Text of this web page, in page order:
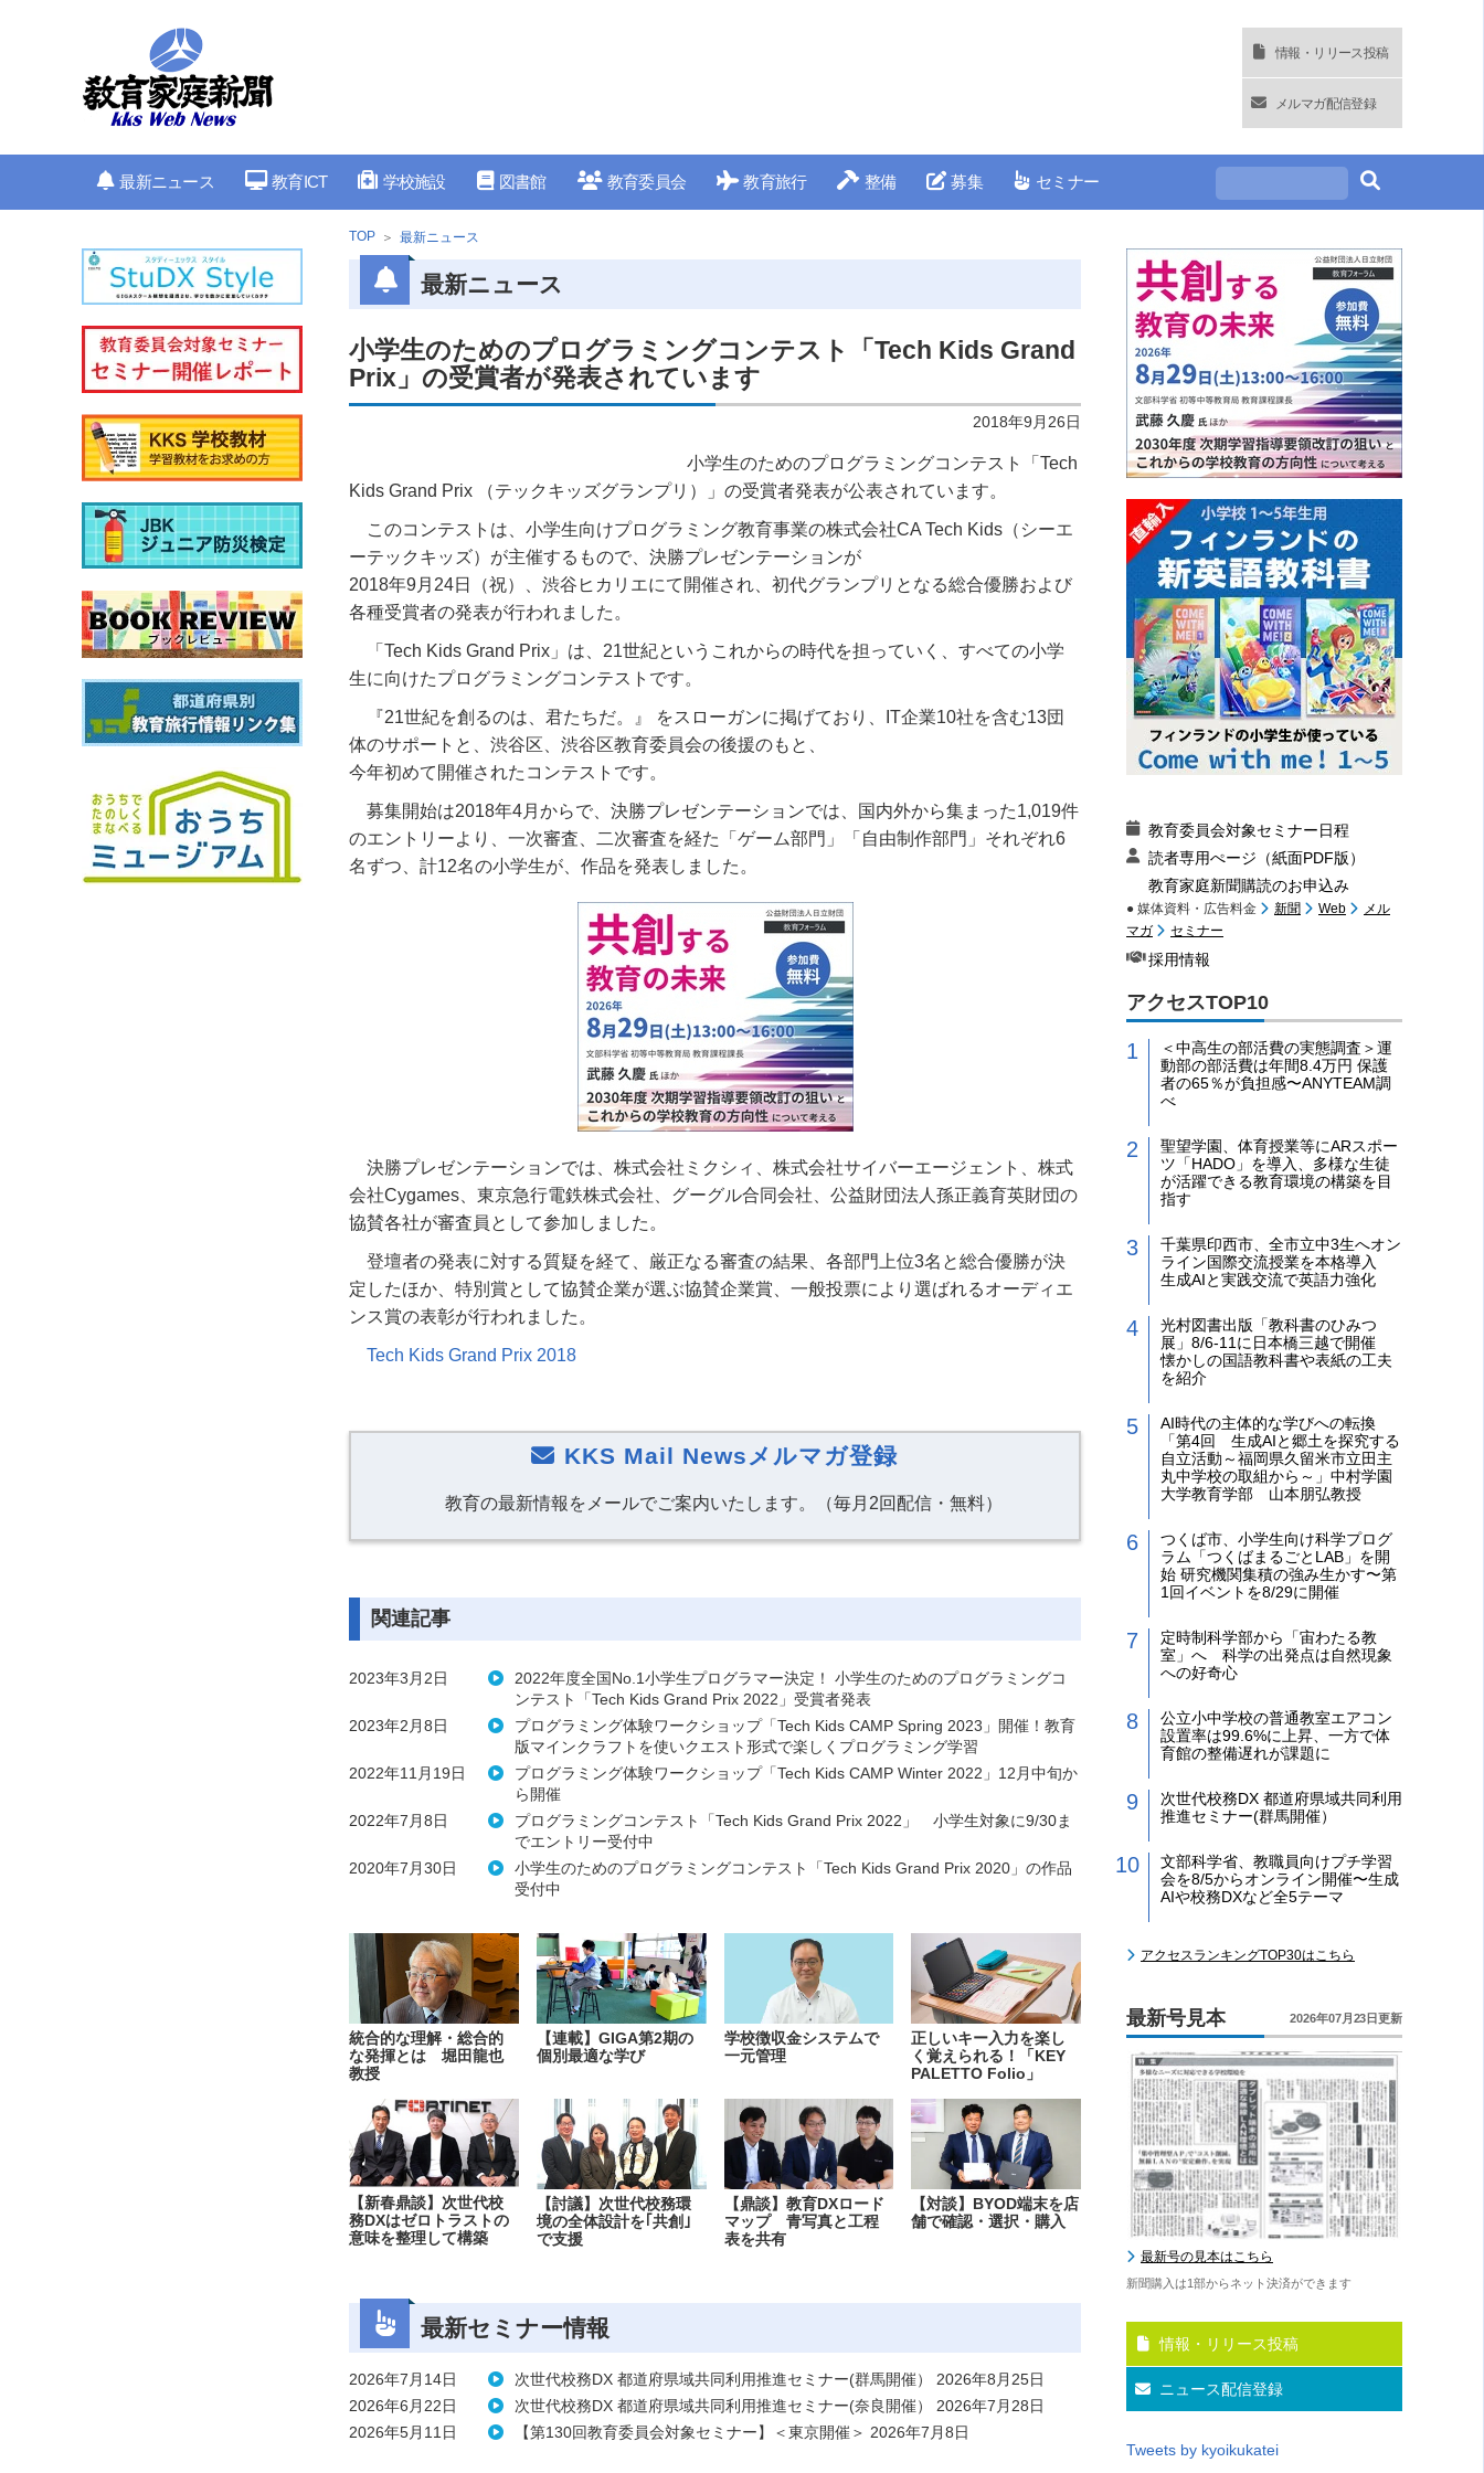
情報・リリース投稿
メルマガ配信登録
最新ニュース 教育ICT 学校施設 図書館 教育委員会 教育旅行 整備 募集 セミナー
TOP 最新ニュース
最新ニュース
小学生のためのプログラミングコンテスト「Tech Kids Grand
Prix」の受賞者が発表されています
2018年9月26日
小学生のためのプログラミングコンテスト「Tech
Kids Grand Prix （テックキッズグランプリ）」の受賞者発表が公表されています。
このコンテストは、小学生向けプログラミング教育事業の株式会社CA Tech Kids（シーエ
ーテックキッズ）が主催するもので、決勝プレゼンテーションが
2018年9月24日（祝）、渋谷ヒカリエにて開催され、初代グランプリとなる総合優勝および
各種受賞者の発表が行われました。
「Tech Kids Grand Prix」は、21世紀というこれからの時代を担っていく、すべての小学
生に向けたプログラミングコンテストです。
『21世紀を創るのは、君たちだ。』 をスローガンに掲げており、IT企業10社を含む13団
体のサポートと、渋谷区、渋谷区教育委員会の後援のもと、
今年初めて開催されたコンテストです。
募集開始は2018年4月からで、決勝プレゼンテーションでは、国内外から集まった1,019件
のエントリーより、一次審査、二次審査を経た「ゲーム部門」「自由制作部門」それぞれ6
名ずつ、計12名の小学生が、作品を発表しました。
決勝プレゼンテーションでは、株式会社ミクシィ、株式会社サイバーエージェント、株式
会社Cygames、東京急行電鉄株式会社、グーグル合同会社、公益財団法人孫正義育英財団の
協賛各社が審査員として参加しました。
登壇者の発表に対する質疑を経て、厳正なる審査の結果、各部門上位3名と総合優勝が決
定したほか、特別賞として協賛企業が選ぶ協賛企業賞、一般投票により選ばれるオーディエ
ンス賞の表彰が行われました。
Tech Kids Grand Prix 2018
KKS Mail Newsメルマガ登録
教育の最新情報をメールでご案内いたします。（毎月2回配信・無料）
関連記事
2023年3月2日
2022年度全国No.1小学生プログラマー決定！ 小学生のためのプログラミングコ
ンテスト「Tech Kids Grand Prix 2022」受賞者発表
2023年2月8日
プログラミング体験ワークショップ「Tech Kids CAMP Spring 2023」開催！教育
版マインクラフトを使いクエスト形式で楽しくプログラミング学習
2022年11月19日
プログラミング体験ワークショップ「Tech Kids CAMP Winter 2022」12月中旬か
ら開催
2022年7月8日
プログラミングコンテスト「Tech Kids Grand Prix 2022」 小学生対象に9/30ま
でエントリー受付中
2020年7月30日
小学生のためのプログラミングコンテスト「Tech Kids Grand Prix 2020」の作品
受付中
統合的な理解・総合的
な発揮とは 堀田龍也
教授
【連載】GIGA第2期の
個別最適な学び
学校徴収金システムで
一元管理
正しいキー入力を楽し
く覚えられる！「KEY
PALETTO Folio」
【新春鼎談】次世代校
務DXはゼロトラストの
意味を整理して構築
【討議】次世代校務環
境の全体設計を｢共創｣
で支援
【鼎談】教育DXロード
マップ 青写真と工程
表を共有
【対談】BYOD端末を店
舗で確認・選択・購入
最新セミナー情報
2026年7月14日
次世代校務DX 都道府県域共同利用推進セミナー(群馬開催） 2026年8月25日
2026年6月22日
次世代校務DX 都道府県域共同利用推進セミナー(奈良開催） 2026年7月28日
2026年5月11日
【第130回教育委員会対象セミナー】＜東京開催＞ 2026年7月8日
教育委員会対象セミナー日程
読者専用ぺージ（紙面PDF版）
教育家庭新聞購読のお申込み
● 媒体資料・広告料金 新聞 Web
メル
マガ
セミナー
採用情報
アクセスTOP10
＜中高生の部活費の実態調査＞運
動部の部活費は年間8.4万円 保護
者の65％が負担感〜ANYTEAM調
べ
聖望学園、体育授業等にARスポー
ツ「HADO」を導入、多様な生徒
が活躍できる教育環境の構築を目
指す
千葉県印西市、全市立中3生へオン
ライン国際交流授業を本格導入
生成AIと実践交流で英語力強化
光村図書出版「教科書のひみつ
展」8/6-11に日本橋三越で開催
懐かしの国語教科書や表紙の工夫
を紹介
AI時代の主体的な学びへの転換
「第4回 生成AIと郷土を探究する
自立活動～福岡県久留米市立田主
丸中学校の取組から～」中村学園
大学教育学部 山本朋弘教授
つくば市、小学生向け科学プログ
ラム「つくばまるごとLAB」を開
始 研究機関集積の強み生かす〜第
1回イベントを8/29に開催
定時制科学部から「宙わたる教
室」へ 科学の出発点は自然現象
への好奇心
公立小中学校の普通教室エアコン
設置率は99.6%に上昇、一方で体
育館の整備遅れが課題に
次世代校務DX 都道府県域共同利用
推進セミナー(群馬開催）
文部科学省、教職員向けプチ学習
会を8/5からオンライン開催〜生成
AIや校務DXなど全5テーマ
アクセスランキングTOP30はこちら
最新号見本 2026年07月23日更新
最新号の見本はこちら
新聞購入は1部からネット決済ができます
情報・リリース投稿
ニュース配信登録
Tweets by kyoikukatei